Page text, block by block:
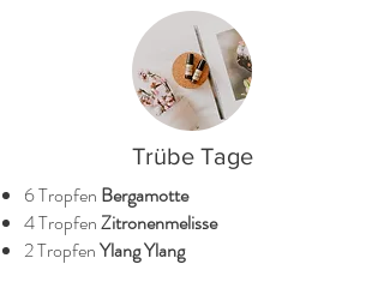
Trübe Tage
6 Tropfen Bergamotte
4 TropfenZitronenmelisse
2 TropfenYlang Ylang